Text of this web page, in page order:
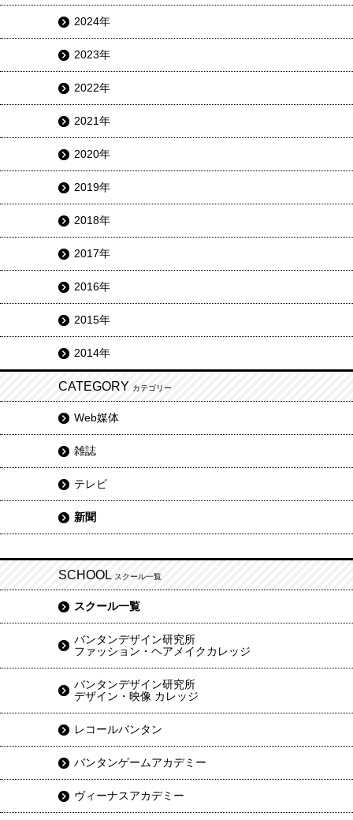
2024年
2023年
2022年
2021年
2020年
2019年
2018年
2017年
2016年
2015年
2014年
CATEGORY カテゴリー
Web媒体
雑誌
テレビ
新聞
SCHOOL スクール一覧
スクール一覧
バンタンデザイン研究所
ファッション・ヘアメイクカレッジ
バンタンデザイン研究所
デザイン・映像 カレッジ
レコールバンタン
バンタンゲームアカデミー
ヴィーナスアカデミー